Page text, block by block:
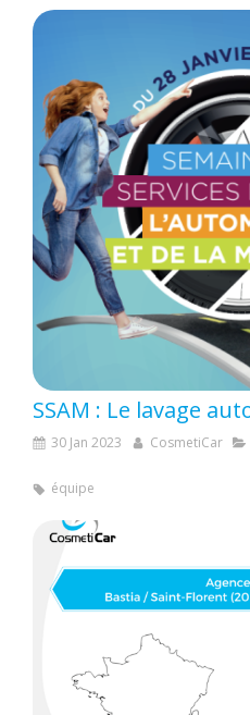
30 Jan 2023 CosmetiCar
équipe